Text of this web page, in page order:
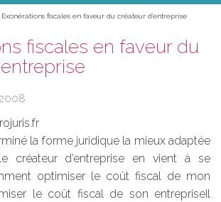
Exonérations fiscales en faveur du créateur d’entreprise
fiscales en faveur du
la forme juridique la mieux adaptée
créateur d’entreprise en vient à se
optimiser le coût fiscal de mon
le coût fiscal de son entrepriseIl